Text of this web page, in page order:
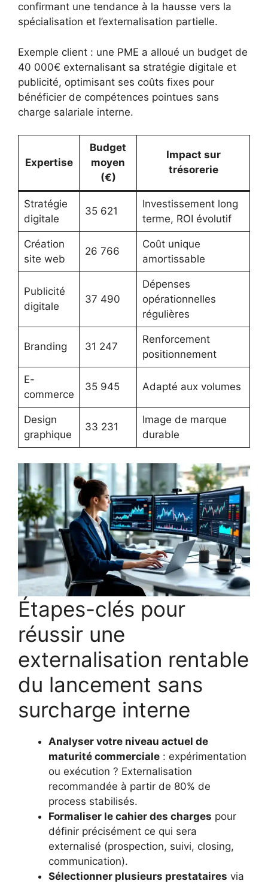
confirmant une tendance à la hausse vers la
spécialisation et l’externalisation partielle.
Exemple client : une PME a alloué un budget de
40 000€ externalisant sa stratégie digitale et
publicité, optimisant ses coûts fixes pour
bénéficier de compétences pointues sans
charge salariale interne.
Expertise
Budget
moyen
(€)
Impact sur
trésorerie
Stratégie
digitale
35 621
Investissement long
terme, ROI évolutif
Création
site web
26 766
Coût unique
amortissable
Publicité
digitale
37 490
Dépenses
opérationnelles
régulières
Branding 31 247
Renforcement
positionnement
E-
commerce
35 945 Adapté aux volumes
Design
graphique
33 231
Image de marque
durable
Étapes-clés pour
réussir une
externalisation rentable
du lancement sans
surcharge interne
Analyser votre niveau actuel de
maturité commerciale : expérimentation
ou exécution ? Externalisation
recommandée à partir de 80% de
process stabilisés.
Formaliser le cahier des charges pour
définir précisément ce qui sera
externalisé (prospection, suivi, closing,
communication).
Sélectionner plusieurs prestataires via